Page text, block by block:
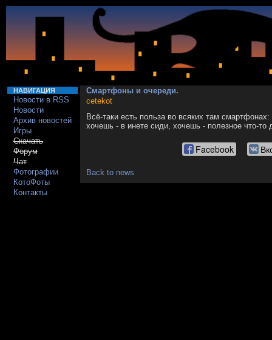
НАВИГАЦИЯ
Новости в RSS
Новости
Архив новостей
Игры
Скачать
Форум
Чат
Фотографии
КотоФоты
Контакты
Смартфоны и очереди.
cetekot
Всё-таки есть польза во всяких там
хочешь - в инете сиди, хочешь - полезное что-
Facebook
Back to news